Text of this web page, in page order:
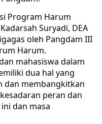
Program Harum
Suryadi, DEA
oleh Pangdam III
Harum.
mahasiswa dalam
dua hal yang
dan membangkitkan
peran dan
dan masa